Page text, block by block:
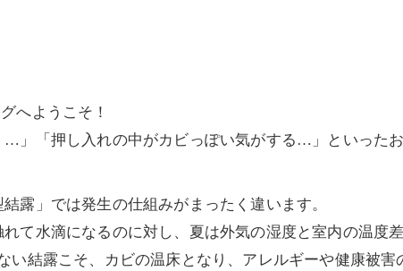
へようこそ！
」「押し入れの中がカビっぽい気がする…」といった
露」では発生の仕組みがまったく違います。
て水滴になるのに対し、夏は外気の湿度と室内の温度
結露こそ、カビの温床となり、アレルギーや健康被